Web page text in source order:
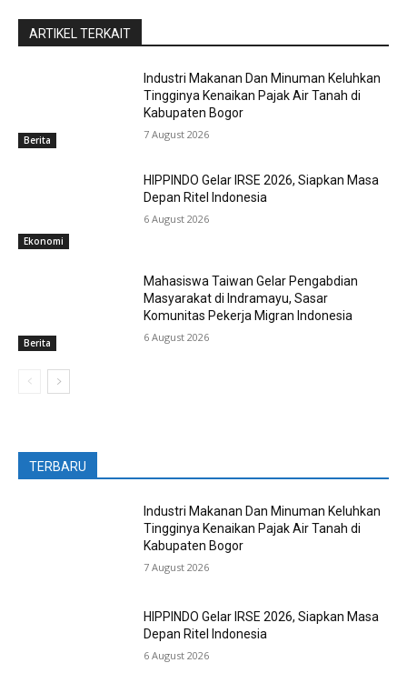
ARTIKEL TERKAIT
Berita
Industri Makanan Dan Minuman Keluhkan
Tingginya Kenaikan Pajak Air Tanah di
Kabupaten Bogor
7 August 2026
Ekonomi
HIPPINDO Gelar IRSE 2026, Siapkan Masa
Depan Ritel Indonesia
6 August 2026
Berita
Mahasiswa Taiwan Gelar Pengabdian
Masyarakat di Indramayu, Sasar
Komunitas Pekerja Migran Indonesia
6 August 2026
TERBARU
Industri Makanan Dan Minuman Keluhkan
Tingginya Kenaikan Pajak Air Tanah di
Kabupaten Bogor
7 August 2026
HIPPINDO Gelar IRSE 2026, Siapkan Masa
Depan Ritel Indonesia
6 August 2026